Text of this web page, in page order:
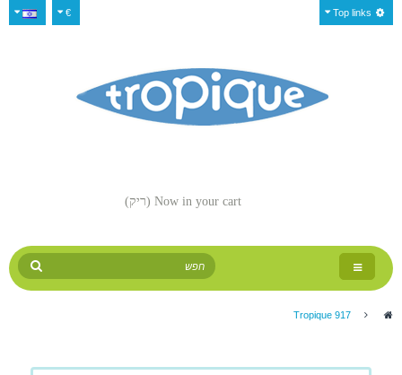
€ Top links
Now in your cart (ריק)
Toggle
navigation
>